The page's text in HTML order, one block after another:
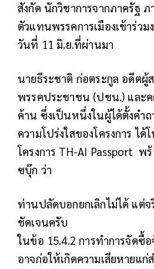
สังกัด นักวิชาการจากภาครัฐ
ตัวแทนพรรคการเมืองเข้าร่วม
วันที่ 11 มิ.ย.ที่ผ่านมา
นายธีระชาติ ก่อตระกูล อดีต
พรรคประชาชน (ปชน.) และ
ค้าน ซึ่งเป็นหนึ่งในผู้ได้ตั้งคำถ
ความโปร่งใสของโครงการ ได้
โครงการ TH-AI Passport พ
ซบุ๊ก ว่า
ท่านปลัดบอกยกเลิกไม่ได้ แต่จ
ชัดเจนครับ
ในข้อ 15.4.2 การทำการจัดซื้
อาจก่อให้เกิดความเสียหายแ